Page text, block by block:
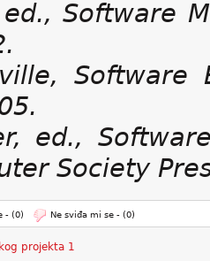
ed., Software
Software
ed.,
Society
- (0) Ne sviđa mi se - (0)
projekta 1